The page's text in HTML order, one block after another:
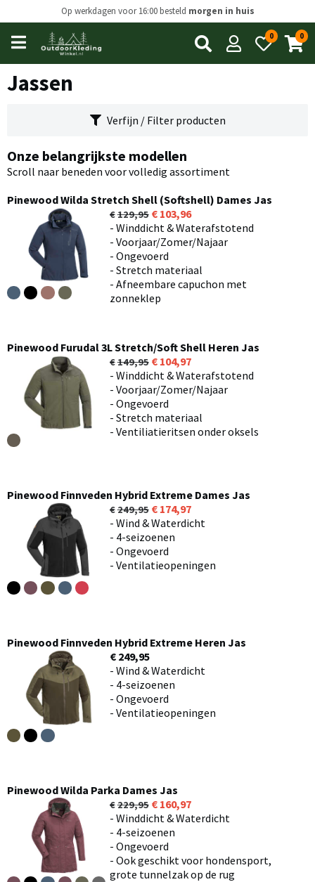
Op werkdagen voor 16:00 besteld morgen in huis
Open
main
menu
0 0
Jassen
Verfijn / Filter producten
Onze belangrijkste modellen
Scroll naar beneden voor volledig assortiment
Pinewood Wilda Stretch Shell (Softshell) Dames Jas
129,95
103,96
- Winddicht & Waterafstotend
- Voorjaar/Zomer/Najaar
- Ongevoerd
- Stretch materiaal
- Afneembare capuchon met
zonneklep
Pinewood Furudal 3L Stretch/Soft Shell Heren Jas
149,95
104,97
- Winddicht & Waterafstotend
- Voorjaar/Zomer/Najaar
- Ongevoerd
- Stretch materiaal
- Ventiliatieritsen onder oksels
Pinewood Finnveden Hybrid Extreme Dames Jas
249,95
174,97
- Wind & Waterdicht
- 4-seizoenen
- Ongevoerd
- Ventilatieopeningen
Pinewood Finnveden Hybrid Extreme Heren Jas
€ 249,95
- Wind & Waterdicht
- 4-seizoenen
- Ongevoerd
- Ventilatieopeningen
Pinewood Wilda Parka Dames Jas
229,95
160,97
- Winddicht & Waterdicht
- 4-seizoenen
- Ongevoerd
- Ook geschikt voor hondensport,
grote tunnelzak op de rug